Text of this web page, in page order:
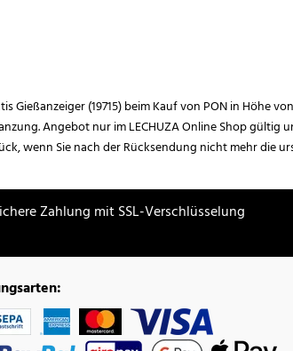
Gießanzeiger (19715) beim Kauf von PON in Höhe
Angebot nur im LECHUZA Online Shop
wenn Sie nach der Rücksendung nicht mehr die
Zahlung mit SSL-Verschlüsselung